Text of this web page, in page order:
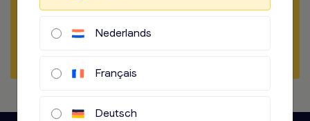
Obtenir un échantillon
Nederlands
Français
Deutsch